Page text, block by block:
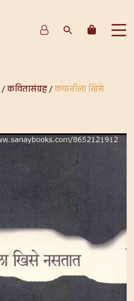
/कवितासंग्रह/कफनीला खिसे